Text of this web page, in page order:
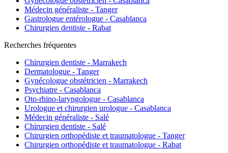
Médecin généraliste - Tanger
Gastrologue entérologue - Casablanca
Chirurgien dentiste - Rabat
Recherches fréquentes
Chirurgien dentiste - Marrakech
Dermatologue - Tanger
Gynécologue obstétricien - Marrakech
Psychiatre - Casablanca
Oto-rhino-laryngologue - Casablanca
Urologue et chirurgien urologue - Casablanca
Médecin généraliste - Salé
Chirurgien dentiste - Salé
Chirurgien orthopédiste et traumatologue - Tanger
Chirurgien orthopédiste et traumatologue - Rabat